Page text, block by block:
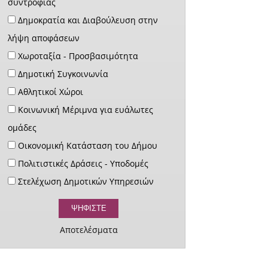
Δημοκρατία και Διαβούλευση στην
λήψη αποφάσεων
Χωροταξία - Προσβασιμότητα
Δημοτική Συγκοινωνία
Αθλητικοί Χώροι
Κοινωνική Μέριμνα για ευάλωτες
ομάδες
Οικονομική Κατάσταση του Δήμου
Πολιτιστικές Δράσεις - Υποδομές
Στελέχωση Δημοτικών Υπηρεσιών
Αποτελέσματα